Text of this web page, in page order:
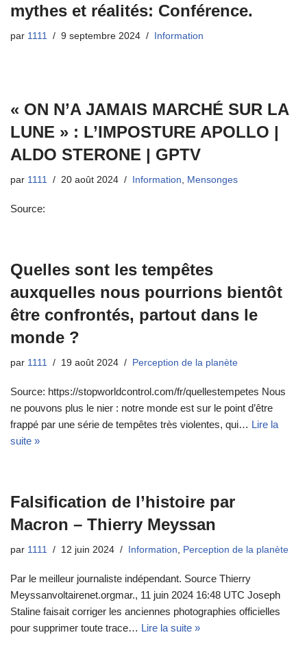
mythes et réalités: Conférence.
par 1111 9 septembre 2024 Information
« ON N’A JAMAIS MARCHÉ SUR LA
LUNE » : L’IMPOSTURE APOLLO |
ALDO STERONE | GPTV
par 1111 20 août 2024 Information, Mensonges
Source:
Quelles sont les tempêtes
auxquelles nous pourrions bientôt
être confrontés, partout dans le
monde ?
par 1111 19 août 2024 Perception de la planète
Source: https://stopworldcontrol.com/fr/quellestempetes Nous
ne pouvons plus le nier : notre monde est sur le point d’être
frappé par une série de tempêtes très violentes, qui… Lire la
suite »
Falsification de l’histoire par
Macron – Thierry Meyssan
par 1111 12 juin 2024 Information, Perception de la planète
Par le meilleur journaliste indépendant. Source Thierry
Meyssanvoltairenet.orgmar., 11 juin 2024 16:48 UTC Joseph
Staline faisait corriger les anciennes photographies officielles
pour supprimer toute trace… Lire la suite »